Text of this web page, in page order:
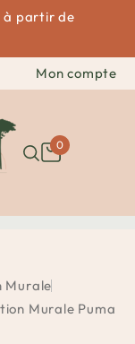
à partir de
Mon compte
0
Murale
Murale Puma